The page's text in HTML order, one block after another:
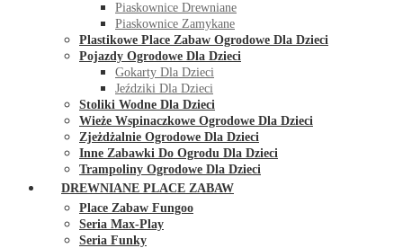
Piaskownice Drewniane
Piaskownice Zamykane
Plastikowe Place Zabaw Ogrodowe Dla Dzieci
Pojazdy Ogrodowe Dla Dzieci
Gokarty Dla Dzieci
Jeździki Dla Dzieci
Stoliki Wodne Dla Dzieci
Wieże Wspinaczkowe Ogrodowe Dla Dzieci
Zjeżdżalnie Ogrodowe Dla Dzieci
Inne Zabawki Do Ogrodu Dla Dzieci
Trampoliny Ogrodowe Dla Dzieci
DREWNIANE PLACE ZABAW
Place Zabaw Fungoo
Seria Max-Play
Seria Funky